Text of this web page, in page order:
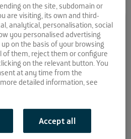
de azul
el 70º
de Naciones
Naciones Unidas
on the site, subdomain or
are visiting, its own and third-
analytical, personalisation, social
you personalised advertising
on the basis of your browsing
of them, reject them or configure
on the relevant button. You
at any time from the
detailed information, see
Accept all